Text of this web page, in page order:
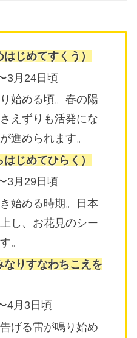
じめてすくう）
3月24日頃
始める頃。春の陽
えずりも活発にな
進められます。
じめてひらく）
3月29日頃
始める時期。日本
し、お花見のシー
。
なりすなわちこえを
4月3日頃
げる雷が鳴り始め